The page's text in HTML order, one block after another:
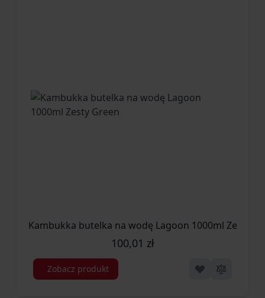
Kambukka butelka na wodę Lagoon 1000ml Zesty
100,01 zł
Zobacz produkt